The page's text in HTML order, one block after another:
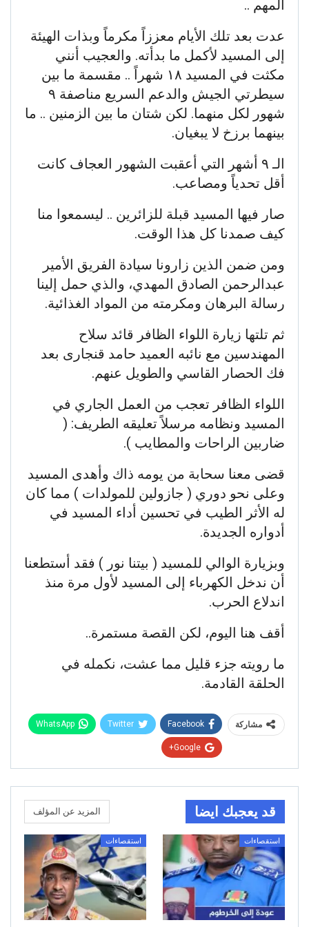
المهم ..
عدت بعد تلك الأيام معززاً مكرماً وبذات الهيئة
إلى المسيد لأكمل ما بدأته. والعجيب أنني
مكثت في المسيد ١٨ شهراً .. مقسمة ما بين
سيطرتي الجيش والدعم السريع مناصفة ٩
شهور لكل منهما. لكن شتان ما بين الزمنين .. ما
بينهما برزخ لا يبغيان.
الـ ٩ أشهر التي أعقبت الشهور العجاف كانت
أقل تحدياً ومصاعب.
صار فيها المسيد قبلة للزائرين .. ليسمعوا منا
كيف صمدنا كل هذا الوقت.
ومن ضمن الذين زارونا سيادة الفريق الأمير
عبدالرحمن الصادق المهدي، والذي حمل إلينا
رسالة البرهان ومكرمته من المواد الغذائية.
ثم تلتها زيارة اللواء الظافر قائد سلاح
المهندسين مع نائبه العميد حامد قنجارى بعد
فك الحصار القاسي والطويل عنهم.
اللواء الظافر تعجب من العمل الجاري في
المسيد ونظامه مرسلاً تعليقه الطريف: (
ضاربين الراحات والمطايب ).
قضى معنا سحابة من يومه ذاك وأهدى المسيد
وعلى نحو دوري ( جازولين للمولدات ) مما كان
له الأثر الطيب في تحسين أداء المسيد في
أدواره الجديدة.
وبزيارة الوالي للمسيد ( بيتنا نور ) فقد أستطعنا
أن ندخل الكهرباء إلى المسيد لأول مرة منذ
اندلاع الحرب.
أقف هنا اليوم، لكن القصة مستمرة..
ما رويته جزء قليل مما عشت، نكمله في
الحلقة القادمة.
مشاركة Facebook
Twitter
WhatsApp
Google+
قد يعجبك ايضا المزيد عن المؤلف
استقصاءات استقصاءات